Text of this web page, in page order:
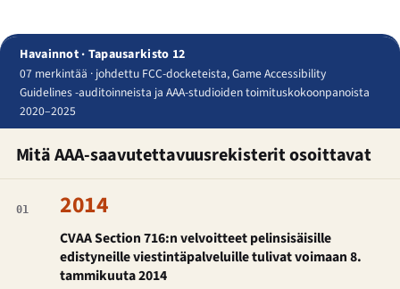
Havainnot · Tapausarkisto 12
07 merkintää · johdettu FCC-docketeista, Game Accessibility
Guidelines -auditoinneista ja AAA-studioiden toimituskokoonpanoista
2020–2025
Mitä AAA-saavutettavuusrekisterit osoittavat
01 2014
CVAA Section 716:n velvoitteet pelinsisäisille
edistyneille viestintäpalveluille tulivat voimaan 8.
tammikuuta 2014